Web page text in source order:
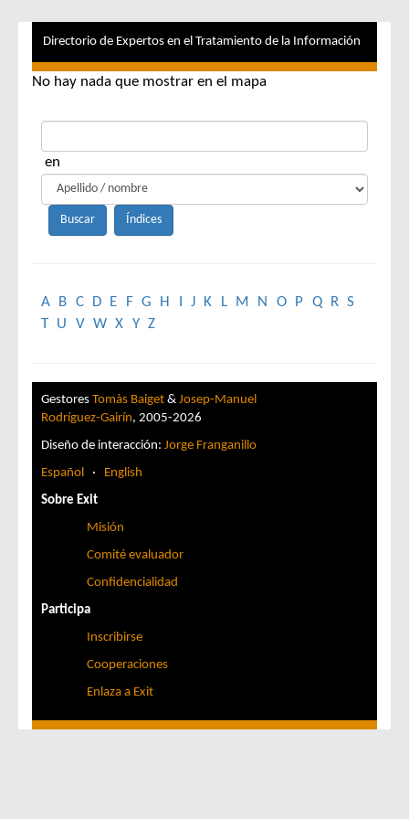
Directorio de Expertos en el Tratamiento de la Información
No hay nada que mostrar en el mapa
en
A B C D E F G H J K L M N O P Q R S
T U V W X Y Z
Gestores Tomàs Baiget & Josep-Manuel
Rodríguez-Gairín, 2005-2026
Diseño de interacción: Jorge Franganillo
Español · English
Sobre Exit
Misión
Comité evaluador
Confidencialidad
Participa
Inscribirse
Cooperaciones
Enlaza a Exit